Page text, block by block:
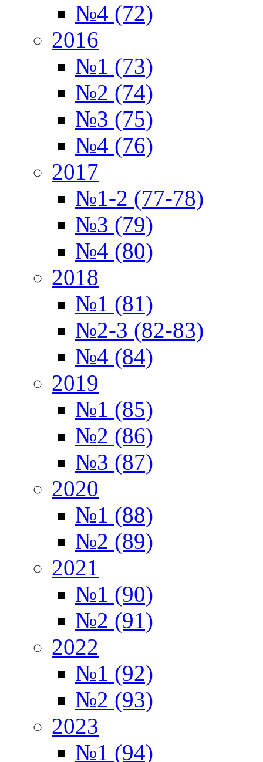
№4 (72)
2016
№1 (73)
№2 (74)
№3 (75)
№4 (76)
2017
№1-2 (77-78)
№3 (79)
№4 (80)
2018
№1 (81)
№2-3 (82-83)
№4 (84)
2019
№1 (85)
№2 (86)
№3 (87)
2020
№1 (88)
№2 (89)
2021
№1 (90)
№2 (91)
2022
№1 (92)
№2 (93)
2023
№1 (94)